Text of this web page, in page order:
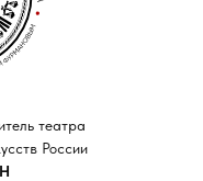
театра
России